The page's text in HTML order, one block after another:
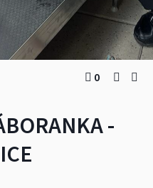
-
0